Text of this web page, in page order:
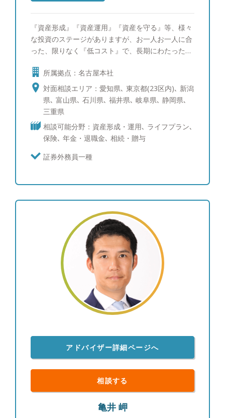
『資産形成』『資産運用』『資産を守る』等、様々
な投資のステージがありますが、お一人お一人に合
った、限りなく『低コスト』で、長期にわたった、
だきます。お客様の良きアドバイザーとして、一生
涯寄り添う長期的な視点で、お客様ごとのライフプ
ランに応じた最適なご提案したいという思いからで
す。顧客本位のアドバイスを徹底すること、日々の
勉強を怠らないこと、目先の相場変動に一喜一憂す
ることのない資産運用のご提案を行うことをモット
ーに、日々研鑽を積んでいます。株式・債券・為替
のなど幅広い知識を経験も生かして、お客様をサポ
ご提案致します。 ●投資を始めたばかりの方や運用
に悩まれている方に向けて 投資に対するスタンス
や取り組み方は最初が肝心です。投資の土台を作る
ために、不明点や疑問点にIFAの視点からお答えし
ます。投資に対するスタンスや取り組み方など気に
なることに対して、今までの経験からのキモをお話
します。 ・資産形成から資産運用への流れ ・ポー
トフォリオの決め方、買いのタイミング など興味
がある方はまずはご相談ください。 ●趣味 自転
車、映画鑑賞、読書
所属拠点：名古屋本社
対面相談エリア：愛知県､ 東京都(23区内)､ 新潟
県､ 富山県､ 石川県､ 福井県､ 岐阜県､ 静岡県､
三重県
相談可能分野：資産形成・運用､ ライフプラン､
保険､ 年金・退職金､ 相続・贈与
証券外務員一種
アドバイザー詳細ページへ
相談する
亀井 岬